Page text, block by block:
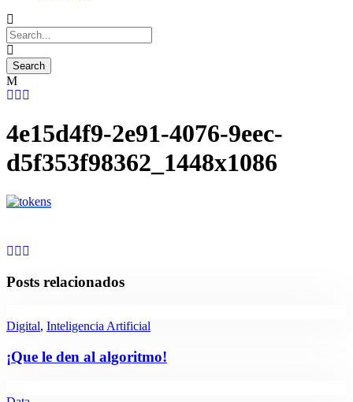
4e15d4f9-2e91-4076-9eec-
d5f353f98362_1448x1086
Posts relacionados
Digital, Inteligencia Artificial
¡Que le den al algoritmo!